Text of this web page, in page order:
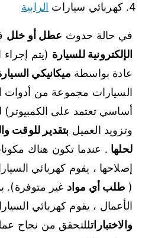
كهربائي سيارات الرابية
في حالة حدوث عطل أو خلل
الإلكترونية للسيارة (يتم إجراء
عادة بواسطة ميكانيكي
السيارات مجموعة من أدوات
أساسي تعتمد على
وتزويد العميل بتقدير للوقت
لحلها . عندما تكون هناك
إصلاحها ، يقوم كهربائي
( طلب أي مواد غير متوفرة).
الأعمال ، يقوم كهربائي
والاختباراتللتحقق من نجاح